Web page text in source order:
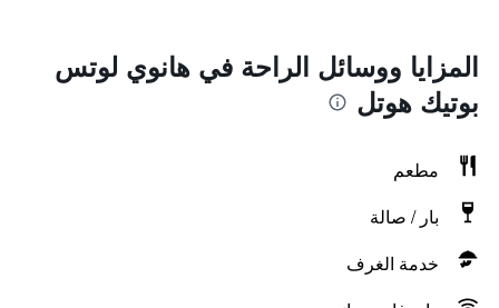
المزايا ووسائل الراحة في هانوي لوتس
بوتيك هوتل
مطعم
بار / صالة
خدمة الغرف